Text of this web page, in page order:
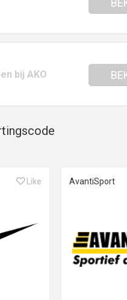
bij AKO
Like AvantiSport